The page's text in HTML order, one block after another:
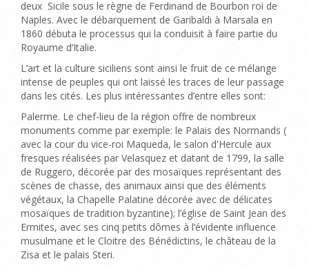
deux Sicile sous le règne de Ferdinand de Bourbon roi de
Naples. Avec le débarquement de Garibaldi à Marsala en
1860 débuta le processus qui la conduisit à faire partie du
Royaume d’Italie.
L’art et la culture siciliens sont ainsi le fruit de ce mélange
intense de peuples qui ont laissé les traces de leur passage
dans les cités. Les plus intéressantes d’entre elles sont:
Palerme. Le chef-lieu de la région offre de nombreux
monuments comme par exemple: le Palais des Normands (
avec la cour du vice-roi Maqueda, le salon d'Hercule aux
fresques réalisées par Velasquez et datant de 1799, la salle
de Ruggero, décorée par des mosaïques représentant des
scènes de chasse, des animaux ainsi que des éléments
végétaux, la Chapelle Palatine décorée avec de délicates
mosaïques de tradition byzantine); l’église de Saint Jean des
Ermites, avec ses cinq petits dômes à l’évidente influence
musulmane et le Cloitre des Bénédictins, le château de la
Zisa et le palais Steri.